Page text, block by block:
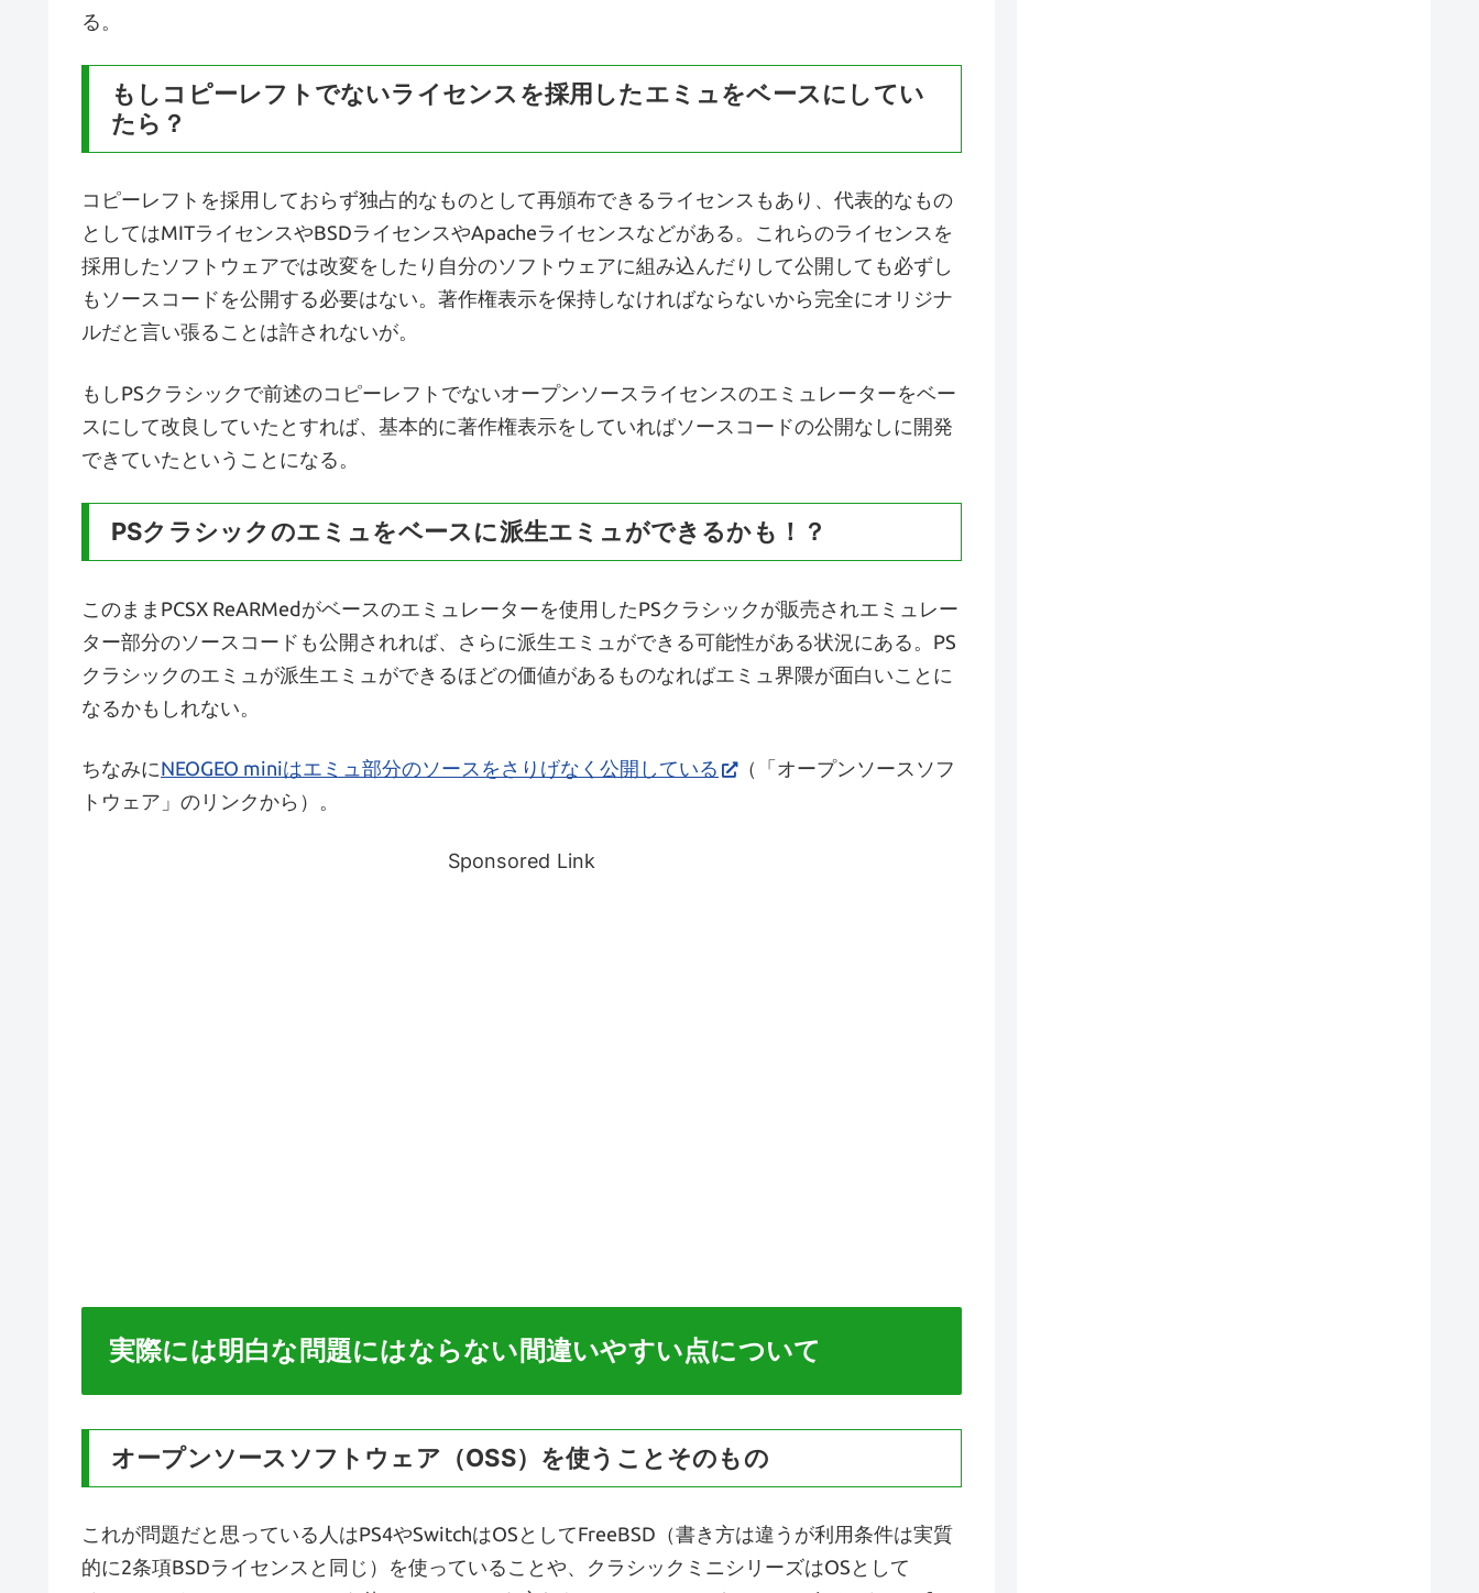
る。
もしコピーレフトでないライセンスを採用したエミュをベースにしてい
たら？
コピーレフトを採用しておらず独占的なものとして再頒布できるライセンスもあり、代表的なもの
としてはMITライセンスやBSDライセンスやApacheライセンスなどがある。これらのライセンスを
採用したソフトウェアでは改変をしたり自分のソフトウェアに組み込んだりして公開しても必ずし
もソースコードを公開する必要はない。著作権表示を保持しなければならないから完全にオリジナ
ルだと言い張ることは許されないが。
もしPSクラシックで前述のコピーレフトでないオープンソースライセンスのエミュレーターをベー
スにして改良していたとすれば、基本的に著作権表示をしていればソースコードの公開なしに開発
できていたということになる。
PSクラシックのエミュをベースに派生エミュができるかも！？
このままPCSX ReARMedがベースのエミュレーターを使用したPSクラシックが販売されエミュレー
ター部分のソースコードも公開されれば、さらに派生エミュができる可能性がある状況にある。PS
クラシックのエミュが派生エミュができるほどの価値があるものなればエミュ界隈が面白いことに
なるかもしれない。
ちなみにNEOGEO miniはエミュ部分のソースをさりげなく公開している
（「オープンソースソフ
トウェア」のリンクから）。
Sponsored Link
実際には明白な問題にはならない間違いやすい点について
オープンソースソフトウェア（OSS）を使うことそのもの
これが問題だと思っている人はPS4やSwitchはOSとしてFreeBSD（書き方は違うが利用条件は実質
的に2条項BSDライセンスと同じ）を使っていることや、クラシックミニシリーズはOSとして